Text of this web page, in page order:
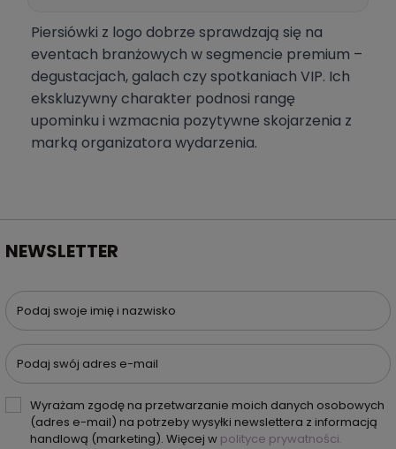
Piersiówki z logo dobrze sprawdzają się na
eventach branżowych w segmencie premium –
degustacjach, galach czy spotkaniach VIP. Ich
ekskluzywny charakter podnosi rangę
upominku i wzmacnia pozytywne skojarzenia z
marką organizatora wydarzenia.
NEWSLETTER
Podaj swoje imię i nazwisko
Podaj swój adres e-mail
Wyrażam zgodę na przetwarzanie moich danych osobowych
(adres e-mail) na potrzeby wysyłki newslettera z informacją
handlową (marketing). Więcej w polityce prywatności.